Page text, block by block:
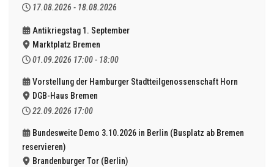
17.08.2026 - 18.08.2026
Antikriegstag 1. September
Marktplatz Bremen
01.09.2026 17:00 - 18:00
Vorstellung der Hamburger Stadtteilgenossenschaft Horn
DGB-Haus Bremen
22.09.2026 17:00
Bundesweite Demo 3.10.2026 in Berlin (Busplatz ab Bremen
reservieren)
Brandenburger Tor (Berlin)